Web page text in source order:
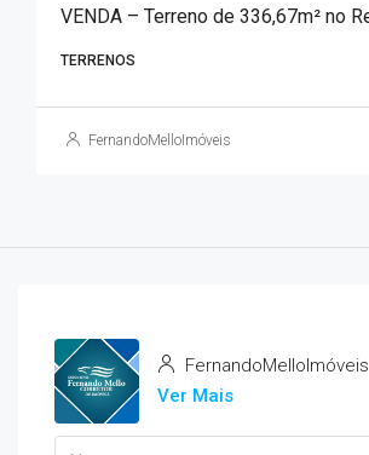
TERRENOS
FernandoMelloImóveis
FernandoMelloImóveis
Ver Mais